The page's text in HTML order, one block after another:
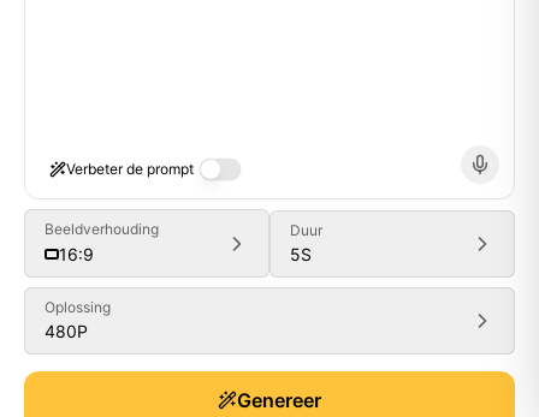
Verbeter de prompt
Beeldverhouding
16:9
Duur
5S
Oplossing
480P
Genereer
Generate